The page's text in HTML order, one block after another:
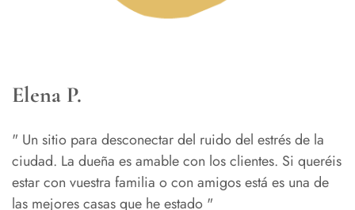
Elena P.
" Un sitio para desconectar del ruido del estrés de la
ciudad. La dueña es amable con los clientes. Si queréis
estar con vuestra familia o con amigos está es una de
las mejores casas que he estado "